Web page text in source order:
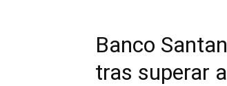
Banco
tras superar